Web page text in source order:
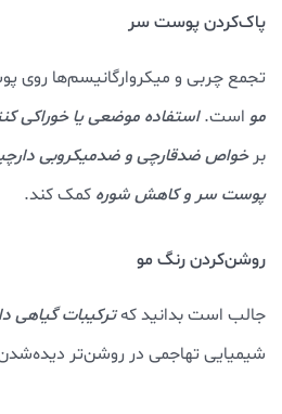
پاک‌کردن پوست سر
تجمع چربی و میکروارگانیسم‌ها روی
مو است.استفاده موضعی یا خوراکی
برخواص ضدقارچی و ضدمیکروبی
پوست سر و کاهش شوره کمک کند.
روشن‌کردن رنگ مو
جالب است بدانید کهترکیبات گیاهی
شیمیایی تهاجمی در روشن‌تر